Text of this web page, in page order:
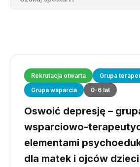
Rekrutacja otwarta
Grupa
Grupa wsparcia
0-6 lat
Oswoić depresję –
wsparciowo-
elementami
dla matek i ojców